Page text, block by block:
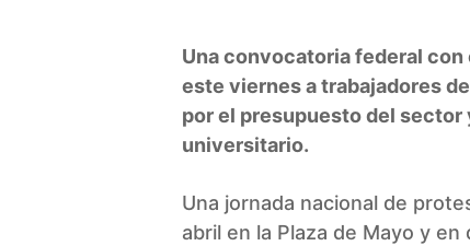
Una convocatoria federal
este viernes a trabajadores
por el presupuesto del
universitario.
Una jornada nacional de
abril en la Plaza de Mayo y